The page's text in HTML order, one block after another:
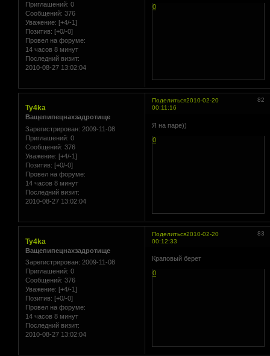
Приглашений: 0
Сообщений: 376
Уважение: [+4/-1]
Позитив: [+0/-0]
Провел на форуме:
14 часов 8 минут
Последний визит:
2010-08-27 13:02:04
0
Поделиться 82
2010-02-20
00:11:16
Ty4ka
Ващепипецнахзадротище
Зарегистрирован: 2009-11-08
Приглашений: 0
Сообщений: 376
Уважение: [+4/-1]
Позитив: [+0/-0]
Провел на форуме:
14 часов 8 минут
Последний визит:
2010-08-27 13:02:04
Я на паре))
0
Поделиться 83
2010-02-20
00:12:33
Ty4ka
Ващепипецнахзадротище
Зарегистрирован: 2009-11-08
Приглашений: 0
Сообщений: 376
Уважение: [+4/-1]
Позитив: [+0/-0]
Провел на форуме:
14 часов 8 минут
Последний визит:
2010-08-27 13:02:04
Краповый берет
0